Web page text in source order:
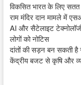
विकसित भारत के लिए
राम मंदिर दान मामले में
AI और सैटेलाइट
लोगों को नोटिस
दांतों की सड़न बन सकती
केंद्रीय बजट से कृषि और